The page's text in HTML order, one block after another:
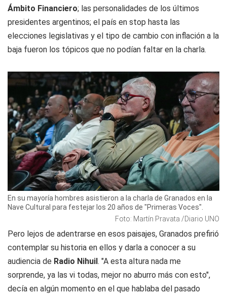
Ámbito Financiero; las personalidades de los últimos
presidentes argentinos; el país en stop hasta las
elecciones legislativas y el tipo de cambio con inflación a la
baja fueron los tópicos que no podían faltar en la charla.
En su mayoría hombres asistieron a la charla de Granados en la
Nave Cultural para festejar los 20 años de "Primeras Voces".
Foto: Martín Pravata /Diario UNO
Pero lejos de adentrarse en esos paisajes, Granados prefirió
contemplar su historia en ellos y darla a conocer a su
audiencia de Radio Nihuil . "A esta altura nada me
sorprende, ya las vi todas, mejor no aburro más con esto",
decía en algún momento en el que hablaba del pasado